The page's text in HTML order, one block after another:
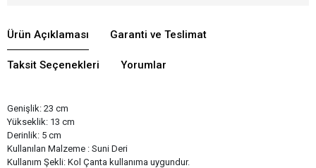
Ürün Açıklaması Garanti ve Teslimat
Taksit Seçenekleri Yorumlar
Genişlik: 23 cm
Yükseklik: 13 cm
Derinlik: 5 cm
Kullanılan Malzeme : Suni Deri
Kullanım Şekli: Kol Çanta kullanıma uygundur.